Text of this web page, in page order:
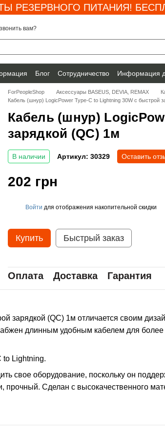
РЕЗЕРВНОГО ПИТАНИЯ!
вам?
Блог Сотрудничество Информация
ForPeopleShop Аксессуары BASEUS, DEVIA, REMAX
Кабель (шнур) LogicPower Type-C to Lightning 30W с быстрой
Кабель (шнур)
зарядкой (QC) 1м
В наличии Артикул: 30329 Оставить
202 грн
Войти для отображения накопительной скидки
Купить Быстрый заказ
Оплата Доставка Гарантия
зарядкой (QC) 1м отличается своим
длинным удобным кабелем для более
to Lightning.
свое оборудование, поскольку он
прочный. Сделан с высокачественного